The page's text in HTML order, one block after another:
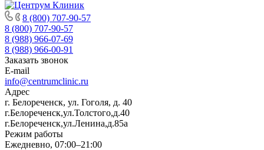
8 (800) 707-90-57
8 (800) 707-90-57
8 (988) 966-07-69
8 (988) 966-00-91
Заказать звонок
E-mail
info@centrumclinic.ru
Адрес
г. Белореченск, ул. Гоголя, д. 40
г.Белореченск,ул.Толстого,д.40
г.Белореченск,ул.Ленина,д.85а
Режим работы
Ежедневно, 07:00–21:00